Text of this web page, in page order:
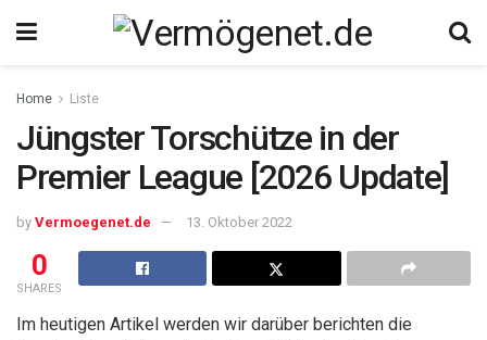
Home Liste
Jüngster Torschütze in der
Premier League [2026 Update]
by Vermoegenet.de 13. Oktober 2022
0
SHARES
Im heutigen Artikel werden wir darüber berichten die